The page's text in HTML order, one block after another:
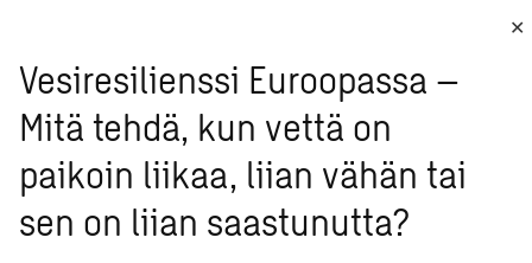
sekä suojakypärän käyttösuosituksen osalta.
olennaisin uudistus. Mikroliikkumislupa tarkoittaa, että
kunnan hallinnoimalla alueella. Tämä koskee yhteiskäyttöisiä
sekä moottorilla varustettuja polkupyöriä.
kunnan tarpeisiin
mikroliikkumisluvan ehdot paikallisten tarpeiden mukaan.
Vesiresilienssi Euroopassa –
Mitä tehdä, kun vettä on
paikoin liikaa, liian vähän tai
sen on liian saastunutta?